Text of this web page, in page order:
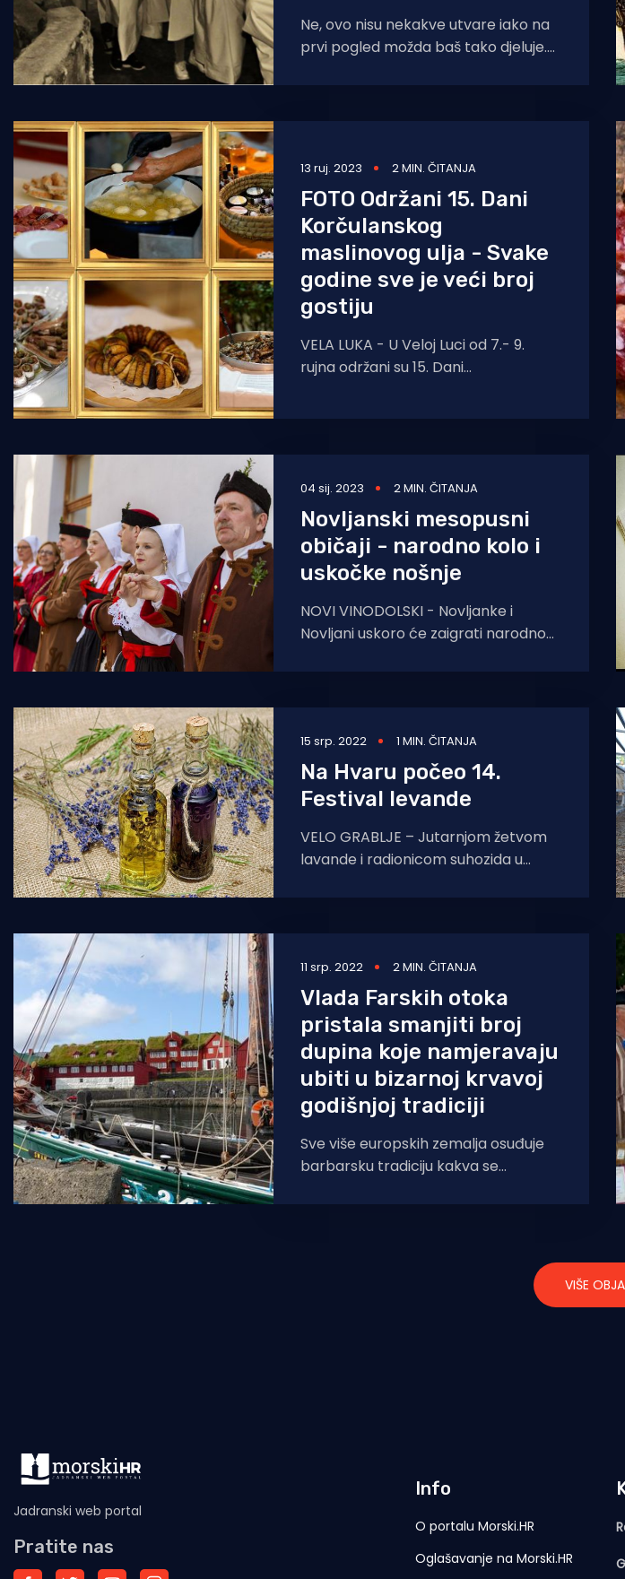
Ne, ovo nisu nekakve utvare iako na
prvi pogled možda baš tako djeluje.
Ugljanu
13 ruj. 2023 2 MIN. ČITANJA
FOTO Održani 15. Dani
Korčulanskog
maslinovog ulja - Svake
godine sve je veći broj
gostiju
VELA LUKA - U Veloj Luci od 7.- 9.
rujna održani su 15. Dani
04 sij. 2023 2 MIN. ČITANJA
Novljanski mesopusni
običaji - narodno kolo i
uskočke nošnje
NOVI VINODOLSKI - Novljanke i
Novljani uskoro će zaigrati narodno
zvukove junačkih i domoljubnih
15 srp. 2022 1 MIN. ČITANJA
Na Hvaru počeo 14.
Festival levande
VELO GRABLJE – Jutarnjom žetvom
lavande i radionicom suhozida u
dvodnevni program 14. Festivala
11 srp. 2022 2 MIN. ČITANJA
Vlada Farskih otoka
pristala smanjiti broj
dupina koje namjeravaju
ubiti u bizarnoj krvavoj
godišnjoj tradiciji
Sve više europskih zemalja osuđuje
barbarsku tradiciju kakva se
otocima koji sve češće pune stupce
VIŠE
Jadranski web portal
Pratite nas
Info
O portalu Morski.HR
Oglašavanje na Morski.HR